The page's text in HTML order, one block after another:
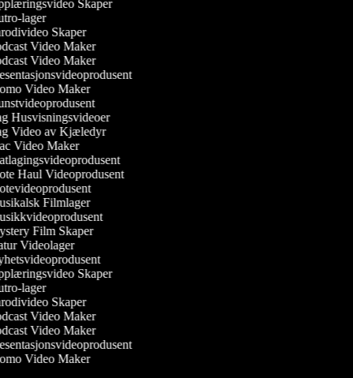
Skaper
lager
Skaper
Video Maker
Video Maker
Video Maker
Husvisningsvideoer
Video av Kjæledyr
Video Maker
Haul Videoprodusent
Filmlager
Film Skaper
Videolager
Skaper
lager
Skaper
Video Maker
Video Maker
Video Maker